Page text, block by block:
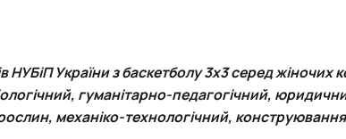
НУБіП України з баскетболу 3х3 серед жіночих
гуманітарно-педагогічний,
механіко-технологічний,